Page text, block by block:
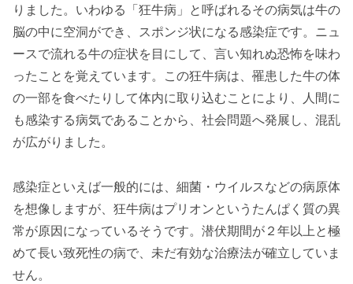
りました。いわゆる「狂牛病」と呼ばれるその病気は牛の
脳の中に空洞ができ、スポンジ状になる感染症です。ニュ
ースで流れる牛の症状を目にして、言い知れぬ恐怖を味わ
ったことを覚えています。この狂牛病は、罹患した牛の体
の一部を食べたりして体内に取り込むことにより、人間に
も感染する病気であることから、社会問題へ発展し、混乱
が広がりました。
感染症といえば一般的には、細菌・ウイルスなどの病原体
を想像しますが、狂牛病はプリオンというたんぱく質の異
常が原因になっているそうです。潜伏期間が２年以上と極
めて長い致死性の病で、未だ有効な治療法が確立していま
せん。